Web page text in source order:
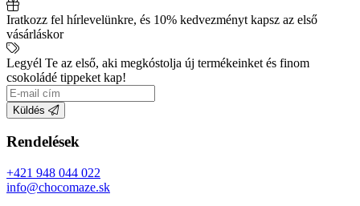
Iratkozz fel hírlevelünkre, és 10% kedvezményt kapsz az első
vásárláskor
Legyél Te az első, aki megkóstolja új termékeinket és finom
csokoládé tippeket kap!
Küldés
Rendelések
+421 948 044 022
info@chocomaze.sk